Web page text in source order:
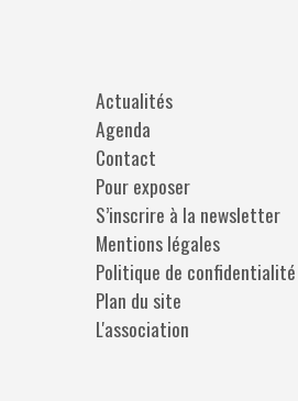
Actualités
Agenda
Contact
Pour exposer
S’inscrire à la newsletter
Mentions légales
Politique de confidentialité
Plan du site
L'association